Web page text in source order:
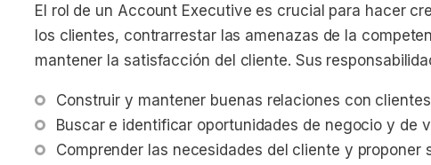
El rol de un Account Executive es crucial para hacer
los clientes, contrarrestar las amenazas de la
mantener la satisfacción del cliente. Sus
Construir y mantener buenas relaciones con
Buscar e identificar oportunidades de negocio y de
Comprender las necesidades del cliente y proponer